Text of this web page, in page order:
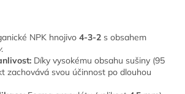
NPK hnojivo 4-3-2 s obsahem
.
Díky vysokému obsahu sušiny (95
zachovává svou účinnost po dlouhou